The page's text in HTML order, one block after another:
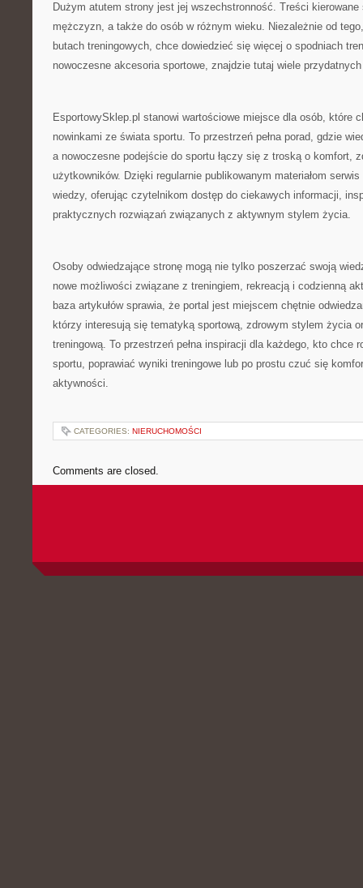
Dużym atutem strony jest jej wszechstronność. Treści
mężczyzn, a także do osób w różnym wieku. Niezależnie od
butach treningowych, chce dowiedzieć się więcej o spodniach
nowoczesne akcesoria sportowe, znajdzie tutaj wiele
EsportowySklep.pl stanowi wartościowe miejsce dla osób, które
nowinkami ze świata sportu. To przestrzeń pełna porad, gdzie
a nowoczesne podejście do sportu łączy się z troską o komfort,
użytkowników. Dzięki regularnie publikowanym materiałom
wiedzy, oferując czytelnikom dostęp do ciekawych informacji,
praktycznych rozwiązań związanych z aktywnym stylem życia.
Osoby odwiedzające stronę mogą nie tylko poszerzać swoją
nowe możliwości związane z treningiem, rekreacją i codzienną
baza artykułów sprawia, że portal jest miejscem chętnie
którzy interesują się tematyką sportową, zdrowym stylem życia
treningową. To przestrzeń pełna inspiracji dla każdego, kto chce
sportu, poprawiać wyniki treningowe lub po prostu czuć się
aktywności.
CATEGORIES: NIERUCHOMOŚCI
Comments are closed.